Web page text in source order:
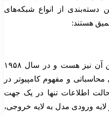
دسته‌بندی از انواع شبکه‌های
هستند:
این نوع از شبکه عصبی ساده‌ترین آن نیز هست و در سال ۱۹۵۸
و مفهوم کامپیوتر در
اطلاعات تنها در یک جهت
ورودی مدل به لایه خروجی،